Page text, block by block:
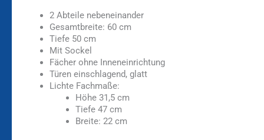
2 Abteile nebeneinander
Gesamtbreite: 60 cm
Tiefe 50 cm
Mit Sockel
Fächer ohne Inneneinrichtung
Türen einschlagend, glatt
Lichte Fachmaße:
Höhe 31,5 cm
Tiefe 47 cm
Breite: 22 cm